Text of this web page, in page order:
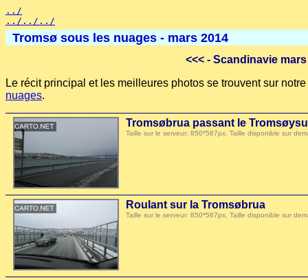
../
../../../
Tromsø sous les nuages - mars 2014
<<<- Scandinavie
Le récit principal et les meilleures photos se trouvent sur
nuages.
Tromsøbrua passant le
Taille sur le serveur: 850*567px. Taille disponible sur
Roulant sur la Tromsøbrua
Taille sur le serveur: 850*567px. Taille disponible sur